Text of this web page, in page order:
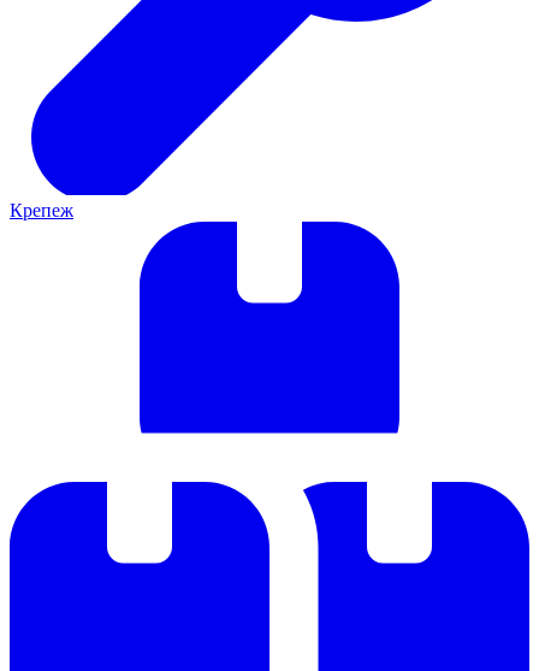
Крепеж